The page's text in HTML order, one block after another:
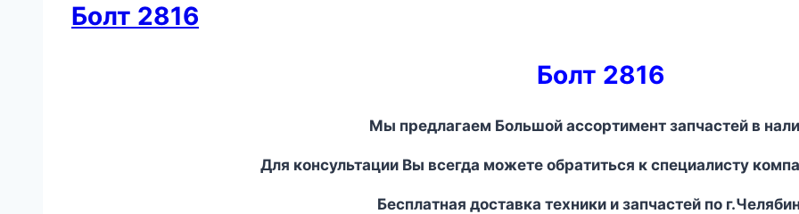
Болт 2816
Болт 2816
Мы предлагаем Большой ассортимент запчастей в
Для консультации Вы всегда можете обратиться к специалисту
Бесплатная доставка техники и запчастей по